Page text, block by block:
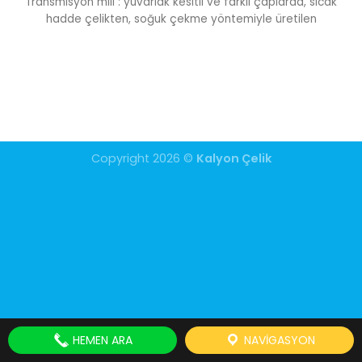
hadde çelikten, soğuk çekme yöntemiyle üretilen
Copyright 2026 © Kalyon Çelik
HEMEN ARA NAVIGASYON